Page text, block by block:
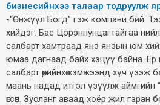
бизнесийнхээ талаар тодруулж
-“Өнжүүл Богд” гэж компани бий.
хийдэг. Бас Цэрэнпунцагтайгаа
салбарт хамтраад янз янзын юм
юмаа дагнаад байх хэцүү байна. Ер
салбарт өөрийнхөө хэмжээнд хүч үзэж
маань надад итгэл үзүүлж аймгийн
өгсөн. Зусланг аваад хоёр жил гаран